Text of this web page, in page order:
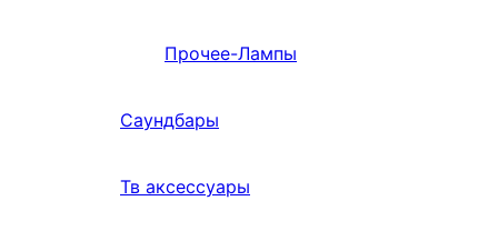
Прочее-Лампы
Саундбары
Тв аксессуары